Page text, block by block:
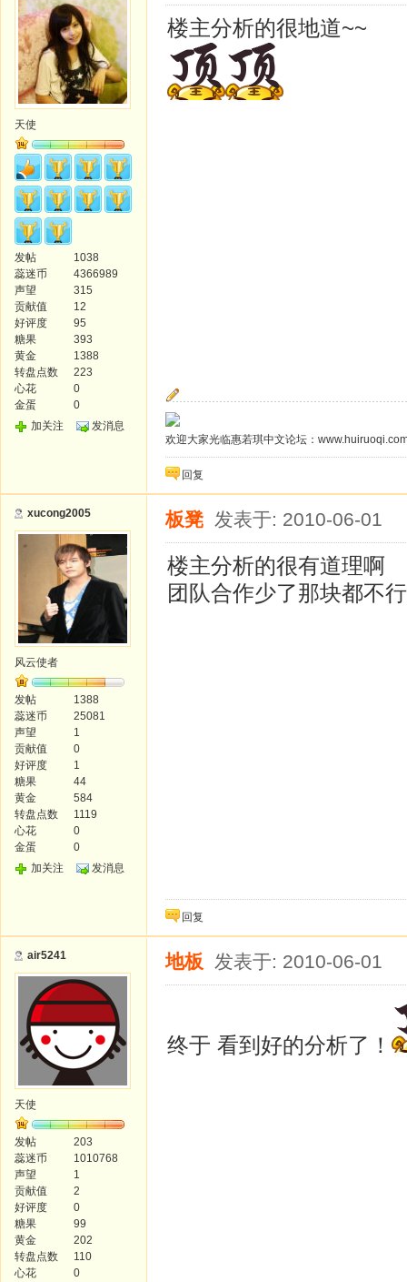
天使
发帖
1038
蕊迷币
4366989
声望
315
贡献值
12
好评度
95
糖果
393
黄金
1388
转盘点数
223
心花
0
金蛋
0
加关注
发消息
楼主分析的很地道~~
欢迎大家光临惠若琪中文论坛：
回复
xucong2005
风云使者
发帖
1388
蕊迷币
25081
声望
1
贡献值
0
好评度
1
糖果
44
黄金
584
转盘点数
1119
心花
0
金蛋
0
加关注
发消息
板凳 发表于: 2010-06-01
楼主分析的很有道理啊
团队合作少了那块都不行
回复
air5241
天使
发帖
203
蕊迷币
1010768
声望
1
贡献值
2
好评度
0
糖果
99
黄金
202
转盘点数
110
心花
0
地板 发表于: 2010-06-01
终于 看到好的分析了！